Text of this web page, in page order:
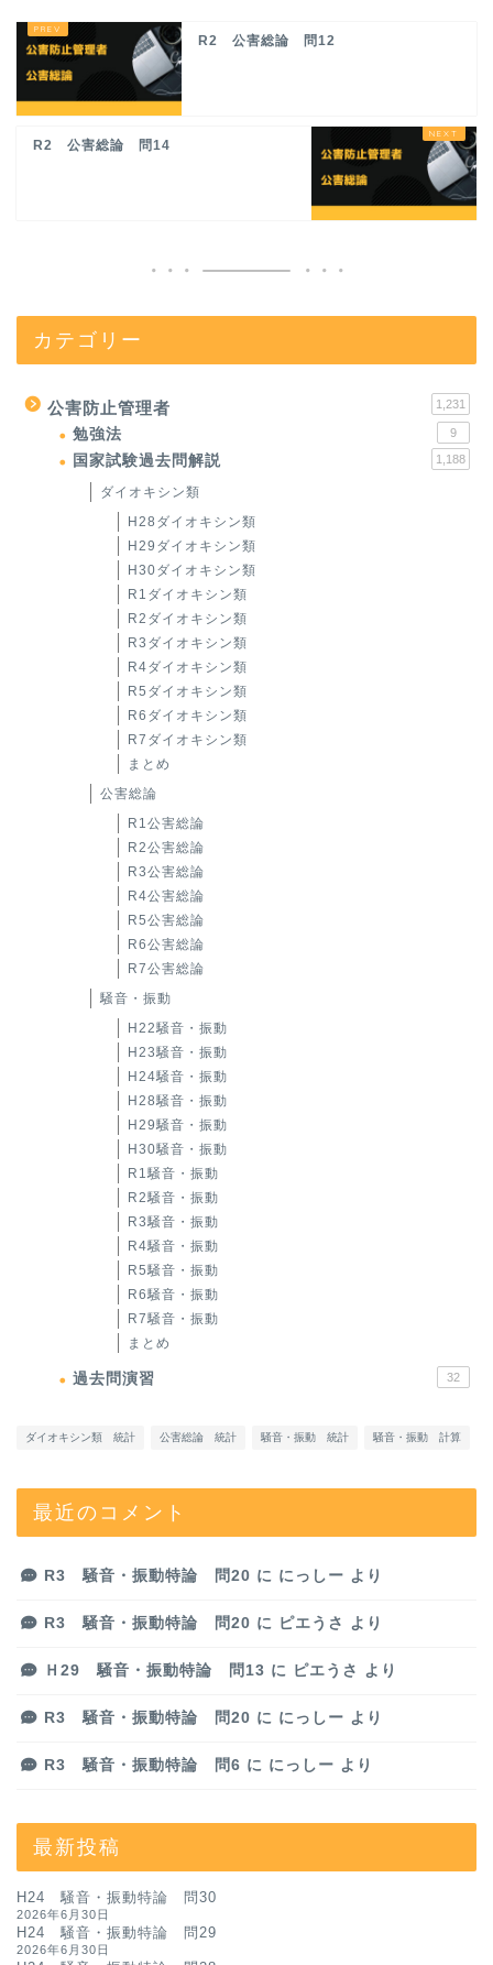
R2 公害総論 問12
R2 公害総論 問14
カテゴリー
公害防止管理者 1,231
勉強法 9
国家試験過去問解説 1,188
ダイオキシン類
H28ダイオキシン類
H29ダイオキシン類
H30ダイオキシン類
R1ダイオキシン類
R2ダイオキシン類
R3ダイオキシン類
R4ダイオキシン類
R5ダイオキシン類
R6ダイオキシン類
R7ダイオキシン類
まとめ
公害総論
R1公害総論
R2公害総論
R3公害総論
R4公害総論
R5公害総論
R6公害総論
R7公害総論
騒音・振動
H22騒音・振動
H23騒音・振動
H24騒音・振動
H28騒音・振動
H29騒音・振動
H30騒音・振動
R1騒音・振動
R2騒音・振動
R3騒音・振動
R4騒音・振動
R5騒音・振動
R6騒音・振動
R7騒音・振動
まとめ
過去問演習 32
ダイオキシン類 統計 公害総論 統計 騒音・振動 統計 騒音・振動 計算
最近のコメント
R3 騒音・振動特論 問20 に にっしー より
R3 騒音・振動特論 問20 に ピエうさ より
Ｈ29 騒音・振動特論 問13 に ピエうさ より
R3 騒音・振動特論 問20 に にっしー より
R3 騒音・振動特論 問6 に にっしー より
最新投稿
H24 騒音・振動特論 問30
2026年6月30日
H24 騒音・振動特論 問29
2026年6月30日